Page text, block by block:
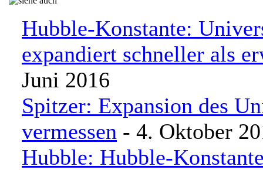
Hubble-Konstante:
expandiert schneller als
Juni 2016
Spitzer: Expansion des
vermessen - 4. Oktober
Hubble: Hubble-